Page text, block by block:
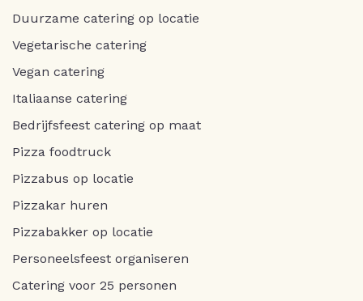
Duurzame catering op locatie
Vegetarische catering
Vegan catering
Italiaanse catering
Bedrijfsfeest catering op maat
Pizza foodtruck
Pizzabus op locatie
Pizzakar huren
Pizzabakker op locatie
Personeelsfeest organiseren
Catering voor 25 personen